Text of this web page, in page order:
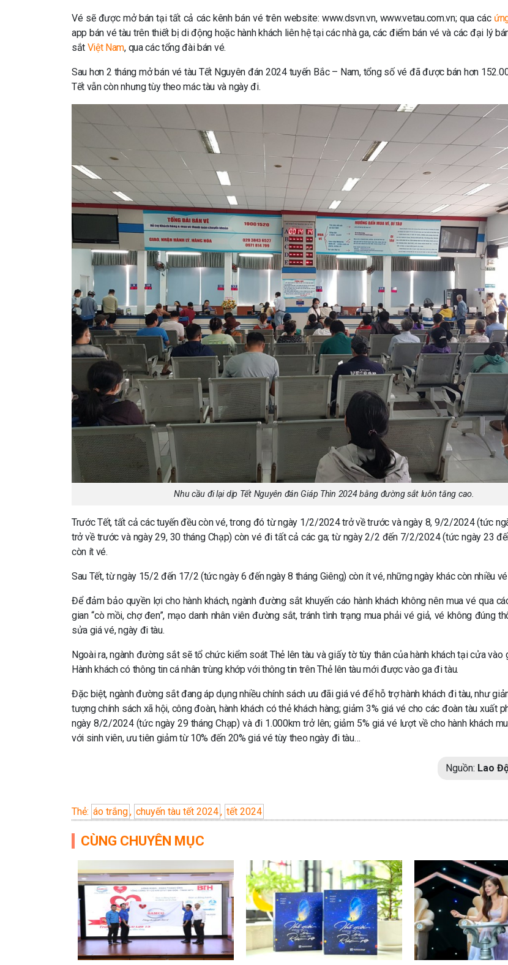
Vé sẽ được mở bán tại tất cả các kênh bán vé trên website: www.dsvn.vn, www.vetau.com.vn; qua các
app bán vé tàu trên thiết bị di động hoặc hành khách liên hệ tại các nhà ga, các điểm bán vé và các đại lý
sắt Việt Nam, qua các tổng đài bán vé.
Sau hơn 2 tháng mở bán vé tàu Tết Nguyên đán 2024 tuyến Bắc – Nam, tổng số vé đã được bán hơn
Tết vẫn còn nhưng tùy theo mác tàu và ngày đi.
Nhu cầu đi lại dịp Tết Nguyên đán Giáp Thìn 2024 bằng đường sắt luôn tăng cao.
Trước Tết, tất cả các tuyến đều còn vé, trong đó từ ngày 1/2/2024 trở về trước và ngày 8, 9/2/2024 (tức
trở về trước và ngày 29, 30 tháng Chạp) còn vé đi tất cả các ga; từ ngày 2/2 đến 7/2/2024 (tức ngày 23
còn ít vé.
Sau Tết, từ ngày 15/2 đến 17/2 (tức ngày 6 đến ngày 8 tháng Giêng) còn ít vé, những ngày khác còn nhiều
Để đảm bảo quyền lợi cho hành khách, ngành đường sắt khuyến cáo hành khách không nên mua vé qua
gian “cò mồi, chợ đen”, mạo danh nhân viên đường sắt, tránh tình trạng mua phải vé giả, vé không đúng
sửa giá vé, ngày đi tàu.
Ngoài ra, ngành đường sắt sẽ tổ chức kiểm soát Thẻ lên tàu và giấy tờ tùy thân của hành khách tại cửa vào
Hành khách có thông tin cá nhân trùng khớp với thông tin trên Thẻ lên tàu mới được vào ga đi tàu.
Đặc biệt, ngành đường sắt đang áp dụng nhiều chính sách ưu đãi giá vé để hỗ trợ hành khách đi tàu, như
tượng chính sách xã hội, công đoàn, hành khách có thẻ khách hàng; giảm 3% giá vé cho các đoàn tàu xuất
ngày 8/2/2024 (tức ngày 29 tháng Chạp) và đi 1.000km trở lên; giảm 5% giá vé lượt về cho hành khách
với sinh viên, ưu tiên giảm từ 10% đến 20% giá vé tùy theo ngày đi tàu…
Nguồn: Lao
Thẻ: áo trắng, chuyến tàu tết 2024, tết 2024
CÙNG CHUYÊN MỤC